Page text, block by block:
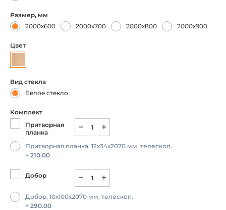
Размер, мм
2000х600
2000х700 2000х800 2000х900
Цвет
Вид стекла
Белое стекло
Комплект
Притворная
планка
Притворная планка, 12х34х2070 мм, телескоп.
+ 210.00
Добор
Добор, 10х100х2070 мм, телескоп.
+ 290.00